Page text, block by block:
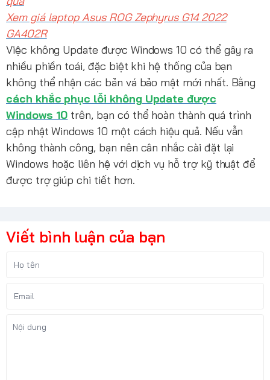
Xem giá laptop Asus ROG Zephyrus G14 2022
GA402R
Việc không Update được Windows 10 có thể gây ra
nhiều phiền toái, đặc biệt khi hệ thống của bạn
không thể nhận các bản vá bảo mật mới nhất. Bằng
cách khắc phục lỗi không Update được
Windows 10 trên, bạn có thể hoàn thành quá trình
cập nhật Windows 10 một cách hiệu quả. Nếu vẫn
không thành công, bạn nên cân nhắc cài đặt lại
Windows hoặc liên hệ với dịch vụ hỗ trợ kỹ thuật để
được trợ giúp chi tiết hơn.
Viết bình luận của bạn